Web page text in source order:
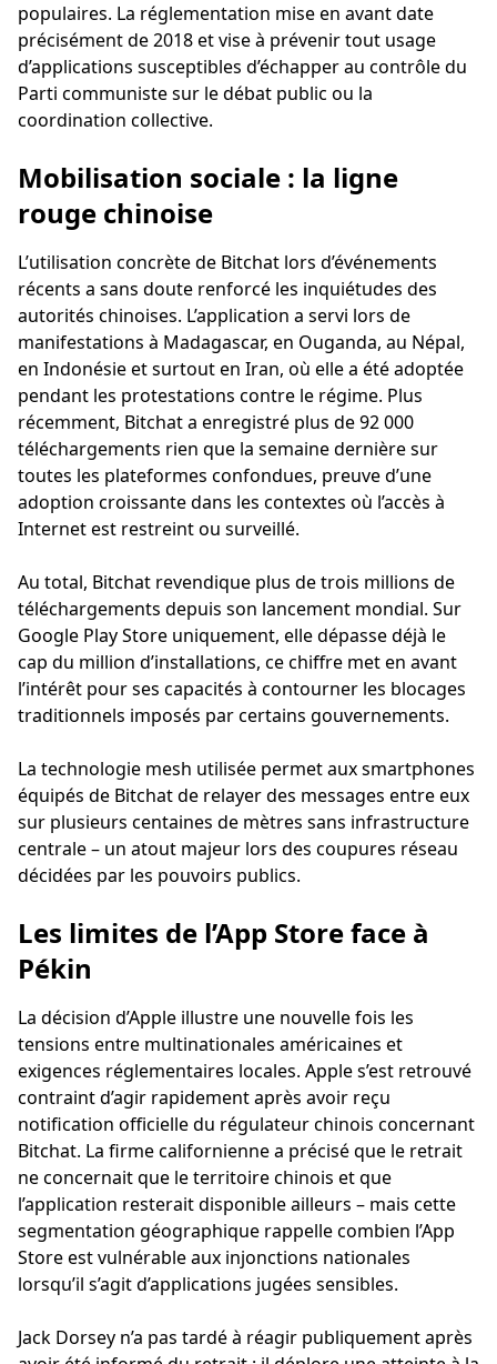
populaires. La réglementation mise en avant date
précisément de 2018 et vise à prévenir tout usage
d’applications susceptibles d’échapper au contrôle du
Parti communiste sur le débat public ou la
coordination collective.
Mobilisation sociale : la ligne
rouge chinoise
L’utilisation concrète de Bitchat lors d’événements
récents a sans doute renforcé les inquiétudes des
autorités chinoises. L’application a servi lors de
manifestations à Madagascar, en Ouganda, au Népal,
en Indonésie et surtout en Iran, où elle a été adoptée
pendant les protestations contre le régime. Plus
récemment, Bitchat a enregistré plus de 92 000
téléchargements rien que la semaine dernière sur
toutes les plateformes confondues, preuve d’une
adoption croissante dans les contextes où l’accès à
Internet est restreint ou surveillé.
Au total, Bitchat revendique plus de trois millions de
téléchargements depuis son lancement mondial. Sur
Google Play Store uniquement, elle dépasse déjà le
cap du million d’installations, ce chiffre met en avant
l’intérêt pour ses capacités à contourner les blocages
traditionnels imposés par certains gouvernements.
La technologie mesh utilisée permet aux smartphones
équipés de Bitchat de relayer des messages entre eux
sur plusieurs centaines de mètres sans infrastructure
centrale – un atout majeur lors des coupures réseau
décidées par les pouvoirs publics.
Les limites de l’App Store face à
Pékin
La décision d’Apple illustre une nouvelle fois les
tensions entre multinationales américaines et
exigences réglementaires locales. Apple s’est retrouvé
contraint d’agir rapidement après avoir reçu
notification officielle du régulateur chinois concernant
Bitchat. La firme californienne a précisé que le retrait
ne concernait que le territoire chinois et que
l’application resterait disponible ailleurs – mais cette
segmentation géographique rappelle combien l’App
Store est vulnérable aux injonctions nationales
lorsqu’il s’agit d’applications jugées sensibles.
Jack Dorsey n’a pas tardé à réagir publiquement après